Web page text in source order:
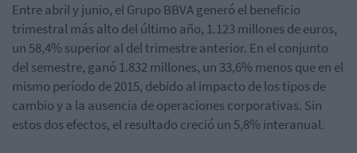
Entre abril y junio, el Grupo BBVA generó el beneficio
trimestral más alto del último año, 1.123 millones de euros,
un 58,4% superior al del trimestre anterior. En el conjunto
del semestre, ganó 1.832 millones, un 33,6% menos que en el
mismo período de 2015, debido al impacto de los tipos de
cambio y a la ausencia de operaciones corporativas. Sin
estos dos efectos, el resultado creció un 5,8% interanual.